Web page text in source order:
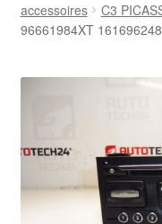
Contact
Mon compte
Paiements
accessoires
C3
96661984XT